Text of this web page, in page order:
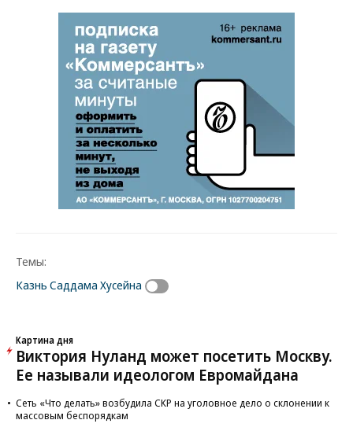
Темы:
Казнь Саддама Хусейна
Картина дня
Виктория Нуланд может посетить Москву.
Ее называли идеологом Евромайдана
Сеть «Что делать» возбудила СКР на уголовное дело о склонении к
массовым беспорядкам